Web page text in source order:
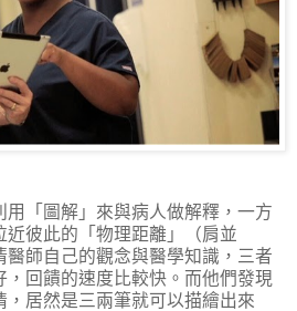
「圖解」來與病人做解釋，一方
近彼此的「物理距離」（肩並
醫師自己的觀念與醫學知識，三者
回饋的速度比較快。而他們發現
，居然是三兩筆就可以描繪出來